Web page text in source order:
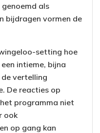
als
bijdragen vormen de
setting hoe
intieme, bijna
vertelling
De reacties op
programma niet
ook
op gang kan